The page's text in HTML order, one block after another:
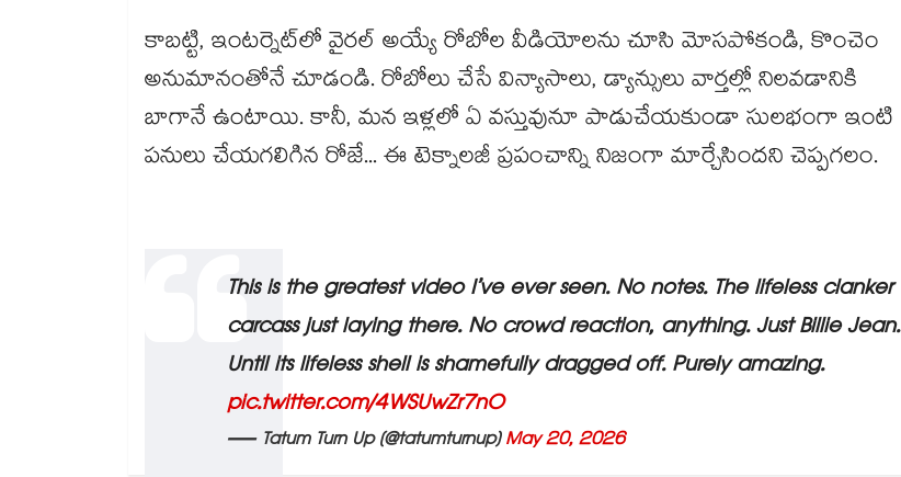
కాబట్టి, ఇంటర్నెట్‌లో వైరల్ అయ్యే రోబోల వీడియోలను చూసి మోసపోకండి, కొంచెం
అనుమానంతోనే చూడండి. రోబోలు చేసే విన్యాసాలు, డ్యాన్సులు వార్తల్లో నిలవడానికి
బాగానే ఉంటాయి. కానీ, మన ఇళ్లలో ఏ వస్తువునూ పాడుచేయకుండా సులభంగా ఇంటి
పనులు చేయగలిగిన రోజే... ఈ టెక్నాలజీ ప్రపంచాన్ని నిజంగా మార్చేసిందని చెప్పగలం.
This is the greatest video I’ve ever seen. No notes. The lifeless clanker
carcass just laying there. No crowd reaction, anything. Just Billie Jean.
Until its lifeless shell is shamefully dragged off. Purely amazing.
pic.twitter.com/4WSUwZr7nO
— Tatum Turn Up (@tatumturnup)May 20, 2026